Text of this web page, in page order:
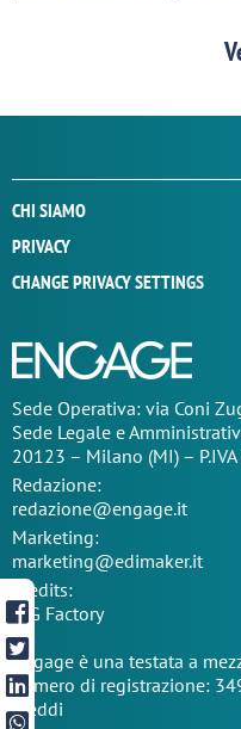
CHI SIAMO
PRIVACY
CHANGE PRIVACY SETTINGS
Sede Operativa: via Coni
Sede Legale e
20123 – Milano (MI) –
Redazione:
redazione@engage.it
Marketing:
marketing@edimaker.it
Credits:
TIG Factory
Engage è una testata a
numero di registrazione:
Freddi